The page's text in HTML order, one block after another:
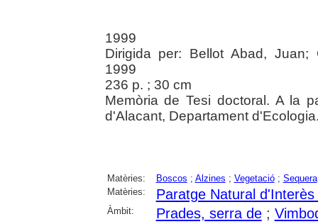
1999
Dirigida per: Bellot Abad, Juan;
1999
236 p. ; 30 cm
Memòria de Tesi doctoral. A la
d'Alacant, Departament
Matèries: Boscos ; Alzines ; Vegetació; Sequera
Matèries:
Paratge Natural
Àmbit: Prades, serra de;